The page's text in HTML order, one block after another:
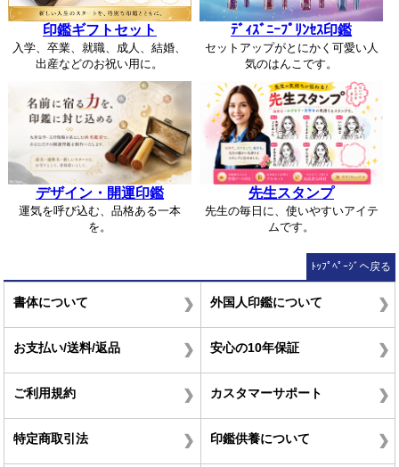
印鑑ギフトセット
入学、卒業、就職、成人、結婚、
出産などのお祝い用に。
ﾃﾞｨｽﾞﾆｰﾌﾟﾘﾝｾｽ印鑑
セットアップがとにかく可愛い人
気のはんこです。
デザイン・開運印鑑
運気を呼び込む、品格ある一本
を。
先生スタンプ
先生の毎日に、使いやすいアイテ
ムです。
ﾄｯﾌﾟﾍﾟｰｼﾞへ戻る
書体について 外国人印鑑について
お支払い/送料/返品 安心の10年保証
ご利用規約 カスタマーサポート
特定商取引法 印鑑供養について